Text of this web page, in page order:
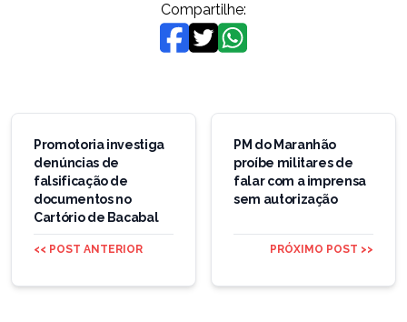
Compartilhe:
Navegação
Post
Promotoria investiga
denúncias de
falsificação de
documentos no
Cartório de Bacabal
<< POST ANTERIOR
PM do Maranhão
proíbe militares de
falar com a imprensa
sem autorização
PRÓXIMO POST >>